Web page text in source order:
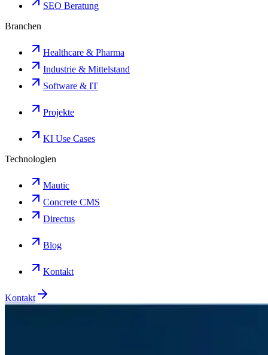
SEO Beratung
Branchen
Healthcare & Pharma
Industrie & Mittelstand
Software & IT
Projekte
KI Use Cases
Technologien
Mautic
Concrete CMS
Directus
Blog
Kontakt
Kontakt